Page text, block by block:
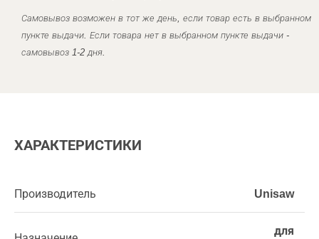
Самовывоз возможен в тот же день, если товар есть в выбранном
пункте выдачи. Если товара нет в выбранном пункте выдачи -
самовывоз 1-2 дня.
ХАРАКТЕРИСТИКИ
Производитель Unisaw
для